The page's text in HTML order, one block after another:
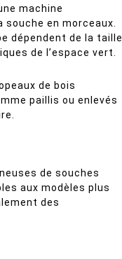
machine
en morceaux.
dépendent de la taille
de l’espace vert.
de bois
paillis ou enlevés
de souches
aux modèles plus
des